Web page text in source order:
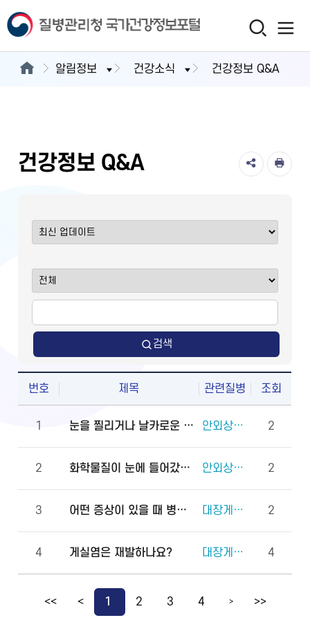
알림정보 건강소식 건강정보 Q&A
건강정보 Q&A
검색
번호 제목 관련질병 조회
1 눈을 찔리거나 날카로운 물체에 다쳤을 때 물로 씻어도 되나요? 안외상(천공 외상) 2
2 화학물질이 눈에 들어갔을 때 안과에 먼저 가야 하나요, 물로 먼저 씻어야 하나요? 안외상(각막화상) 2
3 어떤 증상이 있을 때 병원에 바로 가야 하나요? 대장게실증 2
4 게실염은 재발하나요? 대장게실증 4
<< < 1 2 3 4 > >>